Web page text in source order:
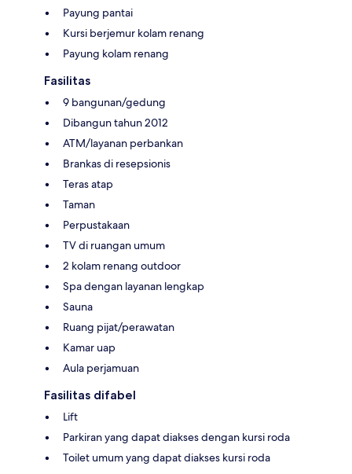
Payung pantai
Kursi berjemur kolam renang
Payung kolam renang
Fasilitas
9 bangunan/gedung
Dibangun tahun 2012
ATM/layanan perbankan
Brankas di resepsionis
Teras atap
Taman
Perpustakaan
TV di ruangan umum
2 kolam renang outdoor
Spa dengan layanan lengkap
Sauna
Ruang pijat/perawatan
Kamar uap
Aula perjamuan
Fasilitas difabel
Lift
Parkiran yang dapat diakses dengan kursi roda
Toilet umum yang dapat diakses kursi roda